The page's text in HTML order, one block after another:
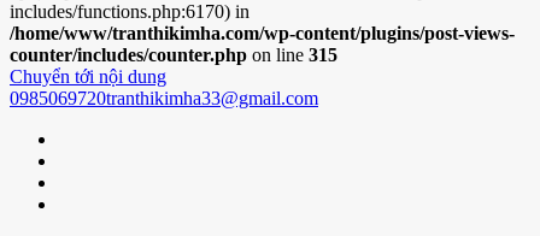
includes/functions.php:6170) in
/home/www/tranthikimha.com/wp-content/plugins/post-views-
counter/includes/counter.php on line 315
Chuyển tới nội dung
0985069720tranthikimha33@gmail.com